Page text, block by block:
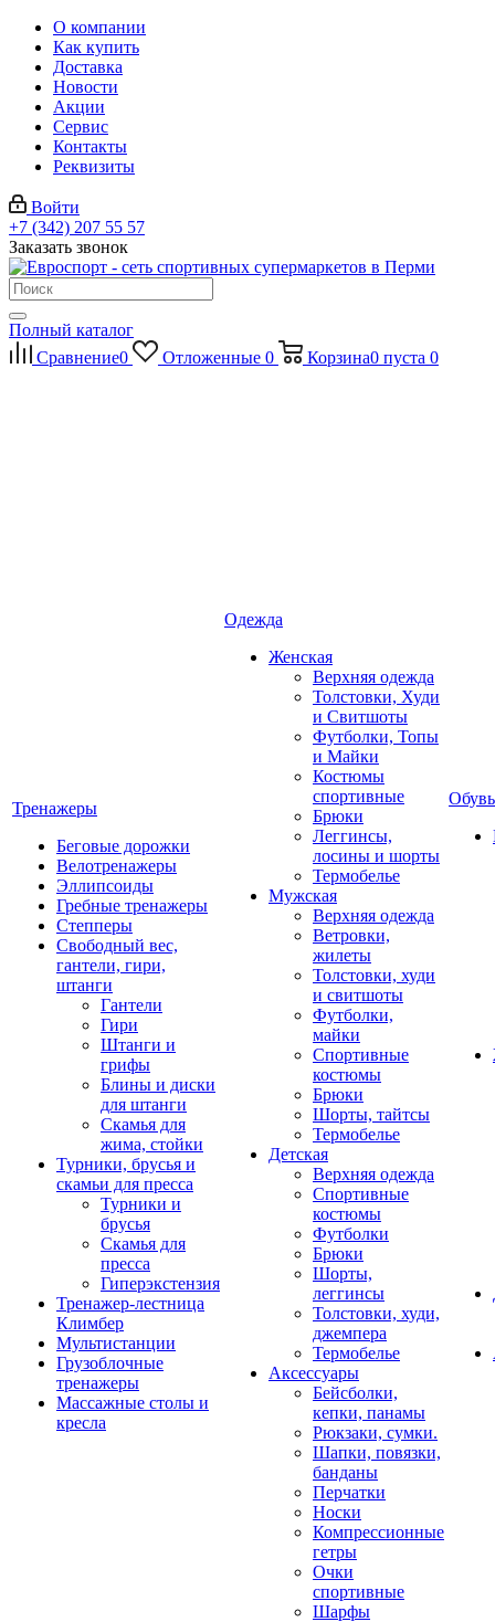
О компании
Как купить
Доставка
Новости
Акции
Сервис
Контакты
Реквизиты
Войти
+7 (342) 207 55 57
Заказать звонок
Полный каталог
Сравнение0 Отложенные 0 Корзина0 пуста 0
Тренажеры
Беговые дорожки
Велотренажеры
Эллипсоиды
Гребные тренажеры
Степперы
Свободный вес,
гантели, гири,
штанги
Гантели
Гири
Штанги и
грифы
Блины и диски
для штанги
Скамья для
жима, стойки
Турники, брусья и
скамьи для пресса
Турники и
брусья
Скамья для
пресса
Гиперэкстензия
Тренажер-лестница
Климбер
Мультистанции
Грузоблочные
тренажеры
Массажные столы и
кресла
Одежда
Женская
Верхняя одежда
Толстовки, Худи
и Свитшоты
Футболки, Топы
и Майки
Костюмы
спортивные
Брюки
Леггинсы,
лосины и шорты
Термобелье
Мужская
Верхняя одежда
Ветровки,
жилеты
Толстовки, худи
и свитшоты
Футболки,
майки
Спортивные
костюмы
Брюки
Шорты, тайтсы
Термобелье
Детская
Верхняя одежда
Спортивные
костюмы
Футболки
Брюки
Шорты,
леггинсы
Толстовки, худи,
джемпера
Термобелье
Аксессуары
Бейсболки,
кепки, панамы
Рюкзаки, сумки.
Шапки, повязки,
банданы
Перчатки
Носки
Компрессионные
гетры
Очки
спортивные
Шарфы
Обувь